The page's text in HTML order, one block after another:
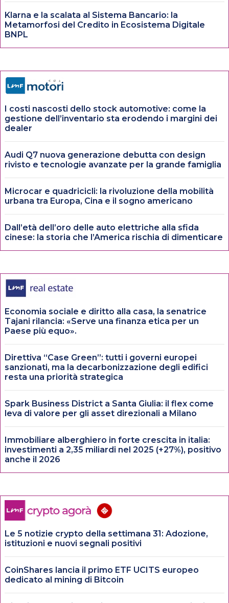
Klarna e la scalata al Sistema Bancario: la
Metamorfosi del Credito in Ecosistema Digitale
BNPL
I costi nascosti dello stock automotive: come la
gestione dell’inventario sta erodendo i margini dei
dealer
Audi Q7 nuova generazione debutta con design
rivisto e tecnologie avanzate per la grande famiglia
Microcar e quadricicli: la rivoluzione della mobilità
urbana tra Europa, Cina e il sogno americano
Dall’età dell’oro delle auto elettriche alla sfida
cinese: la storia che l’America rischia di dimenticare
Economia sociale e diritto alla casa, la senatrice
Tajani rilancia: «Serve una finanza etica per un
Paese più equo».
Direttiva “Case Green”: tutti i governi europei
sanzionati, ma la decarbonizzazione degli edifici
resta una priorità strategica
Spark Business District a Santa Giulia: il flex come
leva di valore per gli asset direzionali a Milano
Immobiliare alberghiero in forte crescita in italia:
investimenti a 2,35 miliardi nel 2025 (+27%), positivo
anche il 2026
Le 5 notizie crypto della settimana 31: Adozione,
istituzioni e nuovi segnali positivi
CoinShares lancia il primo ETF UCITS europeo
dedicato al mining di Bitcoin